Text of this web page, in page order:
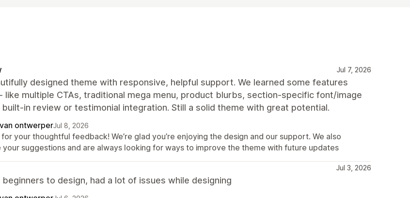
Jul 7, 2026
designed theme with responsive, helpful support. We learned some features
like multiple CTAs, traditional mega menu, product blurbs, section‑specific font/image
review or testimonial integration. Still a solid theme with great potential.
ontwerperJul 8, 2026
your thoughtful feedback! We’re glad you’re enjoying the design and our support. We also
your suggestions and are always looking for ways to improve the theme with future updates
Jul 3, 2026
to design, had a lot of issues while designing